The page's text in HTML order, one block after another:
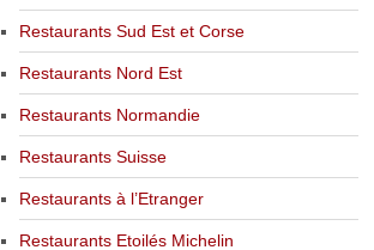
Restaurants Sud Est et Corse
Restaurants Nord Est
Restaurants Normandie
Restaurants Suisse
Restaurants à l’Etranger
Restaurants Etoilés Michelin